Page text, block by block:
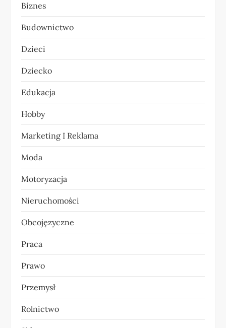
c
j
a
w
p
i
s
u
Biznes
Budownictwo
Dzieci
Dziecko
Edukacja
Hobby
Marketing I Reklama
Moda
Motoryzacja
Nieruchomości
Obcojęzyczne
Praca
Prawo
Przemysł
Rolnictwo